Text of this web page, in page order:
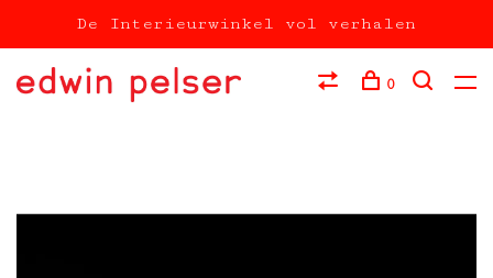
De Interieurwinkel vol verhalen
0